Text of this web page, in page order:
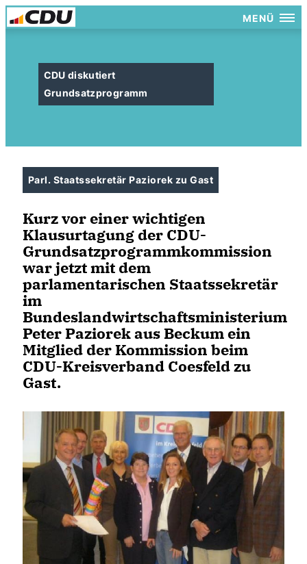
MENÜ
CDU diskutiert
Grundsatzprogramm
Parl. Staatssekretär Paziorek zu Gast
Kurz vor einer wichtigen
Klausurtagung der CDU-
Grundsatzprogrammkommission
war jetzt mit dem
parlamentarischen Staatssekretär
im
Bundeslandwirtschaftsministerium
Peter Paziorek aus Beckum ein
Mitglied der Kommission beim
CDU-Kreisverband Coesfeld zu
Gast.